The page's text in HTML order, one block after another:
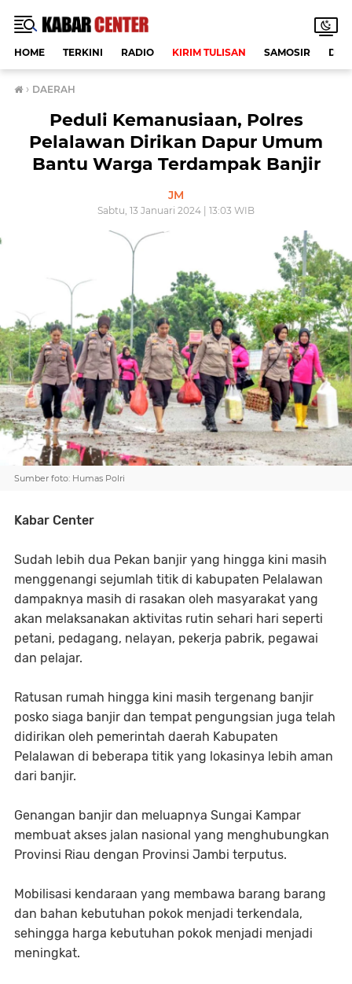
HOME TERKINI RADIO KIRIM TULISAN SAMOSIR
› DAERAH
Peduli Kemanusiaan, Polres
Pelalawan Dirikan Dapur Umum
Bantu Warga Terdampak Banjir
JM
Sabtu, 13 Januari 2024 | 13:03 WIB
Sumber foto: Humas Polri
Kabar Center
Sudah lebih dua Pekan banjir yang hingga kini masih
menggenangi sejumlah titik di kabupaten Pelalawan
dampaknya masih di rasakan oleh masyarakat yang
akan melaksanakan aktivitas rutin sehari hari seperti
petani, pedagang, nelayan, pekerja pabrik, pegawai
dan pelajar.
Ratusan rumah hingga kini masih tergenang banjir
posko siaga banjir dan tempat pengungsian juga telah
didirikan oleh pemerintah daerah Kabupaten
Pelalawan di beberapa titik yang lokasinya lebih aman
dari banjir.
Genangan banjir dan meluapnya Sungai Kampar
membuat akses jalan nasional yang menghubungkan
Provinsi Riau dengan Provinsi Jambi terputus.
Mobilisasi kendaraan yang membawa barang barang
dan bahan kebutuhan pokok menjadi terkendala,
sehingga harga kebutuhan pokok menjadi menjadi
meningkat.